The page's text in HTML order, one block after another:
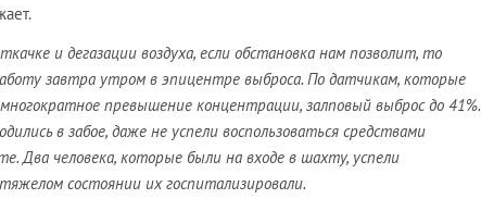
и дегазации воздуха, если обстановка нам позволит, то
завтра утром в эпицентре выброса. По датчикам, которые
превышение концентрации, залповый выброс до 41%.
в забое, даже не успели воспользоваться средствами
Два человека, которые были на входе в шахту, успели
состоянии их госпитализировали.